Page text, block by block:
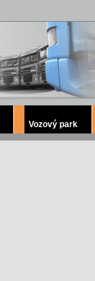
Vozový park